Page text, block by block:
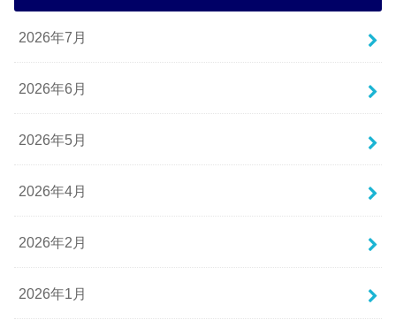
2026年7月
2026年6月
2026年5月
2026年4月
2026年2月
2026年1月